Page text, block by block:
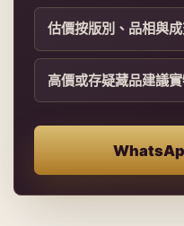
估價按版別、品相與
高價或存疑藏品建議